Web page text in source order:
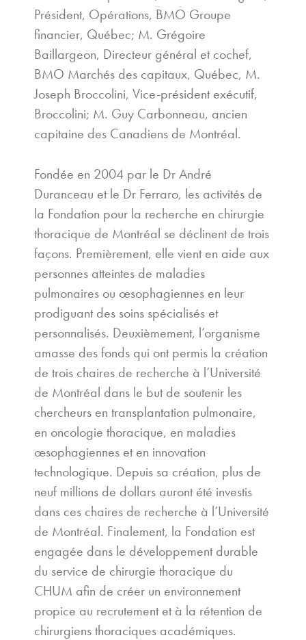
Président, Opérations, BMO Groupe
financier, Québec; M. Grégoire
Baillargeon, Directeur général et cochef,
BMO Marchés des capitaux, Québec, M.
Joseph Broccolini, Vice-président exécutif,
Broccolini; M. Guy Carbonneau, ancien
capitaine des Canadiens de Montréal.
Fondée en 2004 par le Dr André
Duranceau et le Dr Ferraro, les activités de
la Fondation pour la recherche en chirurgie
thoracique de Montréal se déclinent de trois
façons. Premièrement, elle vient en aide aux
personnes atteintes de maladies
pulmonaires ou œsophagiennes en leur
prodiguant des soins spécialisés et
personnalisés. Deuxièmement, l’organisme
amasse des fonds qui ont permis la création
de trois chaires de recherche à l’Université
de Montréal dans le but de soutenir les
chercheurs en transplantation pulmonaire,
en oncologie thoracique, en maladies
œsophagiennes et en innovation
technologique. Depuis sa création, plus de
neuf millions de dollars auront été investis
dans ces chaires de recherche à l’Université
de Montréal. Finalement, la Fondation est
engagée dans le développement durable
du service de chirurgie thoracique du
CHUM afin de créer un environnement
propice au recrutement et à la rétention de
chirurgiens thoraciques académiques.